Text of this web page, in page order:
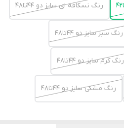
رنگ نسکافه ای سایز دو ۴۴تا۴۸
رنگ سبز سایز دو ۴۴تا۴۸
رنگ کرم سایز دو ۴۴تا۴۸
رنگ مشکی سایز دو ۴۴تا۴۸